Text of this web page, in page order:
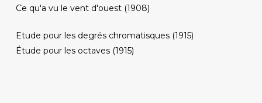
Ce qu'a vu le vent d'ouest (1908)
Etude pour les degrés chromatisques (1915)
Étude pour les octaves (1915)